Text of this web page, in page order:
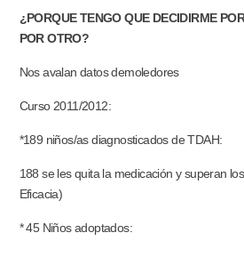
¿PORQUE TENGO QUE DECIDIRME
POR OTRO?
Nos avalan datos demoledores
Curso 2011/2012:
*189 niños/as diagnosticados de TDAH:
188 se les quita la medicación y superan
Eficacia)
* 45 Niños adoptados: